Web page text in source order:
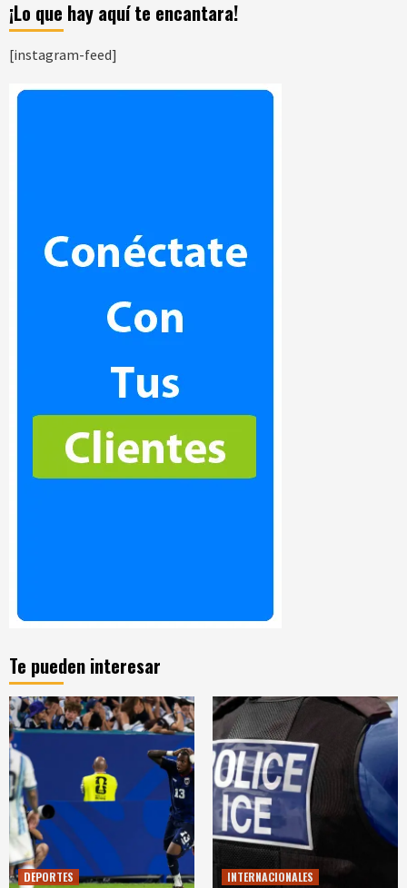
¡Lo que hay aquí te encantara!
[instagram-feed]
Te pueden interesar
DEPORTES INTERNACIONALES